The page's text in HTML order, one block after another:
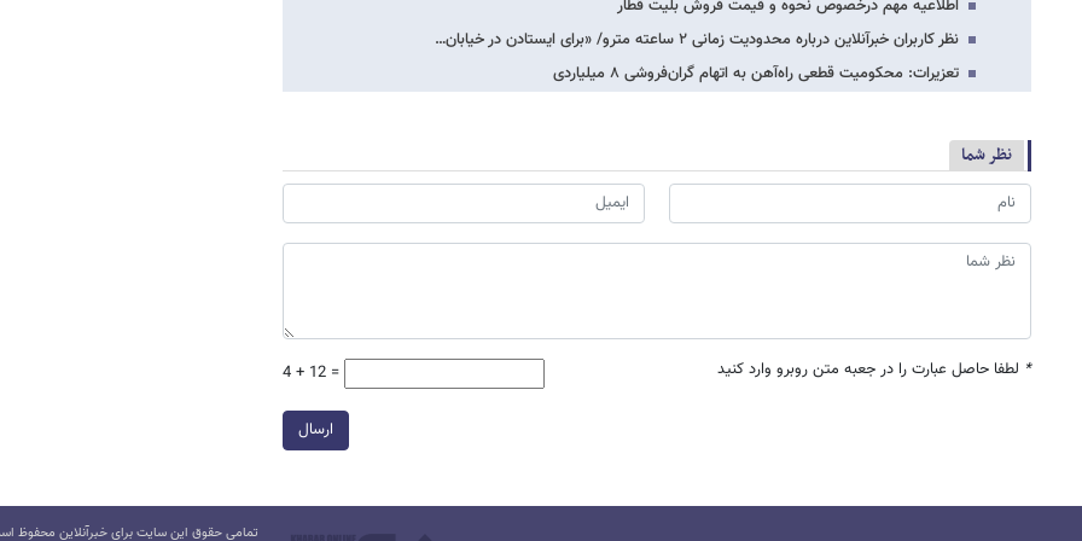
اطلاعیه مهم درخصوص نحوه و قیمت فروش بلیت قطار
نظر کاربران خبرآنلاین درباره محدودیت زمانی ۲ ساعته مترو/ «برای ایستادن در خیابان…
تعزیرات: محکومیت قطعی راه‌آهن به اتهام گران‌فروشی ۸ میلیاردی
نظر شما
* لطفا حاصل عبارت را در جعبه متن روبرو وارد کنید 4 + 12 =
ارسال
تمامی حقوق این سایت برای خبرآنلاین محفوظ